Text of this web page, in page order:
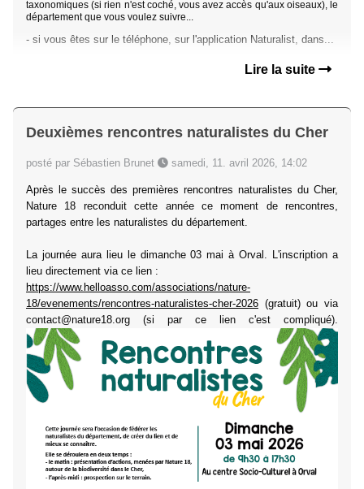
taxonomiques (si rien n'est coché, vous avez accès qu'aux oiseaux), le
département que vous voulez suivre...
- si vous êtes sur le téléphone, sur l'application Naturalist, dans...
Lire la suite
Deuxièmes rencontres naturalistes du Cher
posté par Sébastien Brunet samedi, 11. avril 2026, 14:02
Après le succès des premières rencontres naturalistes du Cher,
Nature 18 reconduit cette année ce moment de rencontres,
partages entre les naturalistes du département.
La journée aura lieu le dimanche 03 mai à Orval. L'inscription a
lieu directement via ce lien :
https://www.helloasso.com/associations/nature-
18/evenements/rencontres-naturalistes-cher-2026 (gratuit) ou via
contact@nature18.org (si par ce lien c'est compliqué).